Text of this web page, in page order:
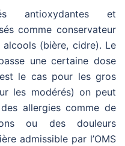
antioxydantes et
comme conservateur
alcools (bière, cidre). Le
une certaine dose
le cas pour les gros
les modérés) on peut
allergies comme de
ou des douleurs
admissible par l’OMS